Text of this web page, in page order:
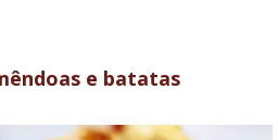
e batatas